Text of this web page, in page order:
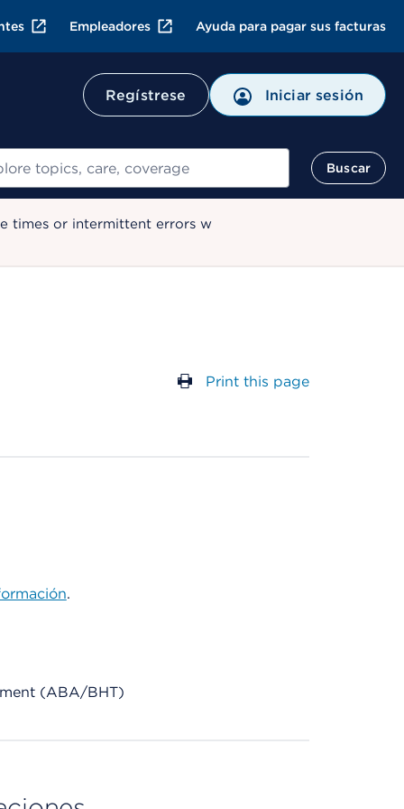
Empleadores Ayuda para pagar sus facturas
Regístrese Iniciar sesión
Buscar
times or intermittent errors w
Print this page
.
(ABA/BHT)